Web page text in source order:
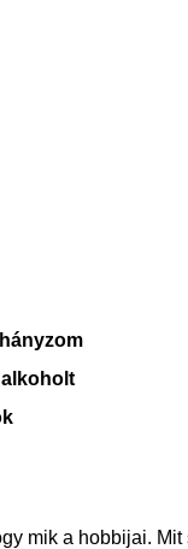
alkoholt
mik a hobbijai.